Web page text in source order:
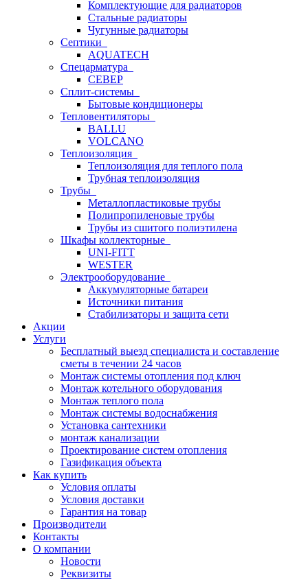
Комплектующие для радиаторов
Стальные радиаторы
Чугунные радиаторы
Септики
AQUATECH
Спецарматура
СЕВЕР
Сплит-системы
Бытовые кондиционеры
Тепловентиляторы
BALLU
VOLCANO
Теплоизоляция
Теплоизоляция для теплого пола
Трубная теплоизоляция
Трубы
Металлопластиковые трубы
Полипропиленовые трубы
Трубы из сшитого полиэтилена
Шкафы коллекторные
UNI-FITT
WESTER
Электрооборудование
Аккумуляторные батареи
Источники питания
Стабилизаторы и защита сети
Акции
Услуги
Бесплатный выезд специалиста и составление
сметы в течении 24 часов
Монтаж системы отопления под ключ
Монтаж котельного оборудования
Монтаж теплого пола
Монтаж системы водоснабжения
Установка сантехники
монтаж канализации
Проектирование систем отопления
Газификация объекта
Как купить
Условия оплаты
Условия доставки
Гарантия на товар
Производители
Контакты
О компании
Новости
Реквизиты